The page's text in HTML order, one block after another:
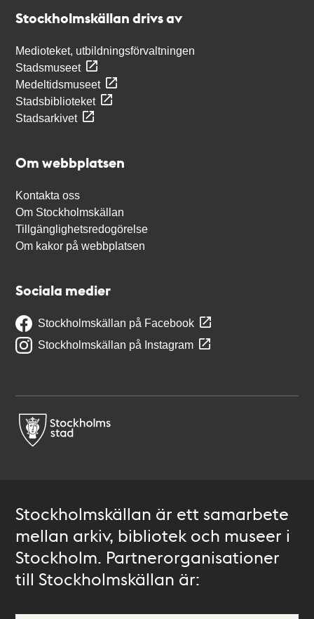
Stockholmskällan drivs av
Medioteket, utbildningsförvaltningen
Stadsmuseet
Medeltidsmuseet
Stadsbiblioteket
Stadsarkivet
Om webbplatsen
Kontakta oss
Om Stockholmskällan
Tillgänglighetsredogörelse
Om kakor på webbplatsen
Sociala medier
Stockholmskällan på Facebook
Stockholmskällan på Instagram
Stockholmskällan är ett samarbete
mellan arkiv, bibliotek och museer i
Stockholm. Partnerorganisationer
till Stockholmskällan är: